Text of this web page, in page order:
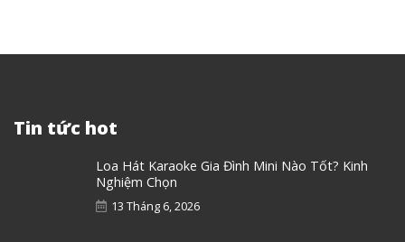
Tin tức hot
Loa Hát Karaoke Gia Đình Mini Nào Tốt? Kinh
Nghiệm Chọn
13 Tháng 6, 2026